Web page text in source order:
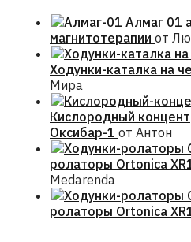
Алмаг 01
магнитотерапии от
Ходунки-каталка на
Мира
Кислородный
Оксибар-1 от Антон
ролаторы Ortonica
Medarenda
ролаторы Ortonica